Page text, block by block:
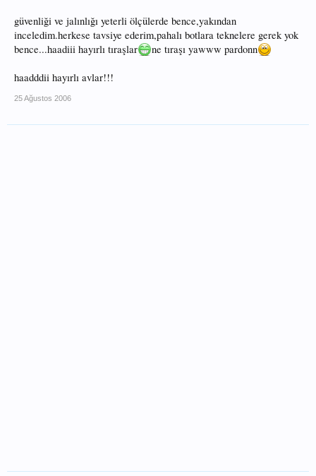
güvenliği ve jalınlığı yeterli ölçülerde bence,yakından
inceledim.herkese tavsiye ederim,pahalı botlara teknelere gerek yok
bence...haadiii hayırlı tıraşlar
ne tıraşı yawww pardonn
haadddii hayırlı avlar!!!
25 Ağustos 2006